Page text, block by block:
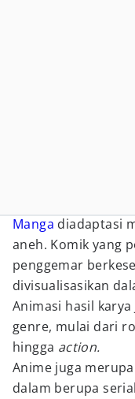
Manga diadaptasi
aneh. Komik yang
penggemar
divisualisasikan
Animasi hasil
genre, mulai dari
hingga action.
Anime juga
dalam berupa